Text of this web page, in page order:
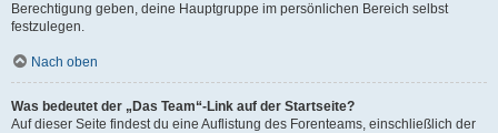
Berechtigung geben, deine Hauptgruppe im persönlichen Bereich selbst
festzulegen.
Nach oben
Was bedeutet der „Das Team“-Link auf der Startseite?
Auf dieser Seite findest du eine Auflistung des Forenteams, einschließlich der